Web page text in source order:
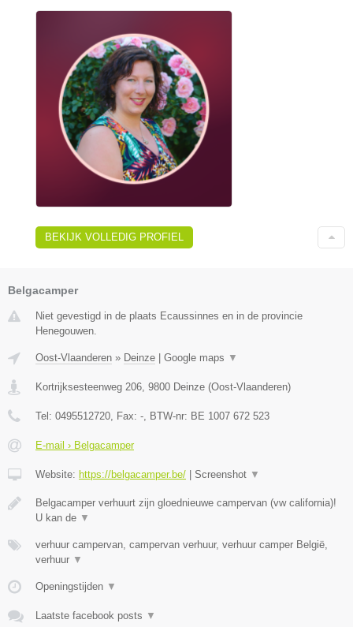
BEKIJK VOLLEDIG PROFIEL
Belgacamper
Niet gevestigd in de plaats Ecaussinnes en in de provincie
Henegouwen.
Oost-Vlaanderen » Deinze Google maps ▼
Kortrijksesteenweg 206, 9800 Deinze (Oost-Vlaanderen)
Tel: 0495512720, Fax: -, BTW-nr: BE 1007 672 523
E-mail › Belgacamper
Website: https://belgacamper.be/ Screenshot ▼
Belgacamper verhuurt zijn gloednieuwe campervan (vw california)!
U kan de ▼
verhuur campervan, campervan verhuur, verhuur camper België,
verhuur ▼
Openingstijden ▼
Laatste facebook posts ▼